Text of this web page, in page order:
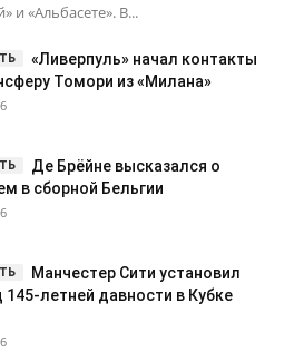
и «Альбасете». В...
«Ливерпуль» начал контакты
Томори из «Милана»
Де Брёйне высказался о
в сборной Бельгии
Манчестер Сити установил
145-летней давности в Кубке